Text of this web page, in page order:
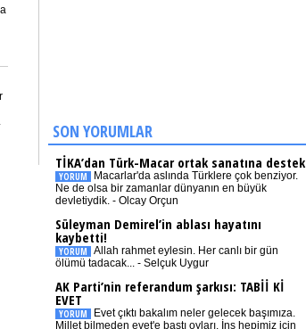
SON YORUMLAR
TİKA’dan Türk-Macar ortak sanatına destek
YORUM
Macarlar'da aslında Türklere çok benziyor.
Ne de olsa bir zamanlar dünyanın en büyük
devletiydik. - Olcay Orçun
Süleyman Demirel’in ablası hayatını
kaybetti!
YORUM Allah rahmet eylesin. Her canlı bir gün
ölümü tadacak... - Selçuk Uygur
AK Parti’nin referandum şarkısı: TABİİ Kİ
EVET
YORUM
Evet çıktı bakalım neler gelecek başımıza.
Millet bilmeden evet'e bastı oyları. İnş hepimiz için